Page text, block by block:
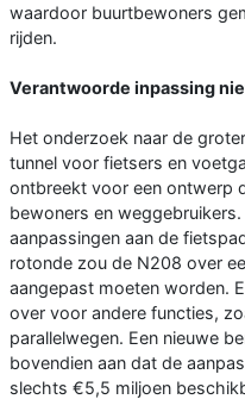
waardoor buurtbewoners
rijden.
Verantwoorde inpassing
Het onderzoek naar de
tunnel voor fietsers en
ontbreekt voor een ontwerp
bewoners en
aanpassingen aan de
rotonde zou de N208 over
aangepast moeten worden.
over voor andere functies,
parallelwegen. Een nieuwe
bovendien aan dat de
slechts €5,5 miljoen